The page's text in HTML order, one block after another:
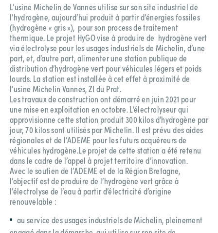
L’usine Michelin de Vannes utilise sur son site industriel de
l’hydrogène, aujourd’hui produit à partir d’énergies fossiles
(hydrogène « gris »), pour son process de traitement
thermique. Le projet HyGO vise à produire de hydrogène vert
via électrolyse pour les usages industriels de Michelin, d’une
part, et, d’autre part, alimenter une station publique de
distribution d’hydrogène vert pour véhicules légers et poids
lourds. La station est installée à cet effet à proximité de
l’usine Michelin Vannes, ZI du Prat.
Les travaux de construction ont démarré en juin 2021 pour
une mise en exploitation en octobre. L’électrolyseur qui
approvisionne cette station produit 300 kilos d’hydrogène par
jour, 70 kilos sont utilisés par Michelin. Il est prévu des aides
régionales et de l’ADEME pour les futurs acquéreurs de
véhicules hydrogène.Le projet de cette station a été retenu
dans le cadre de l’appel à projet territoire d’innovation.
Avec le soutien de l’ADEME et de la Région Bretagne,
l’objectif est de produire de l’hydrogène vert grâce à
l’électrolyse de l’eau à partir d’électricité d’origine
renouvelable :
au service des usages industriels de Michelin, pleinement